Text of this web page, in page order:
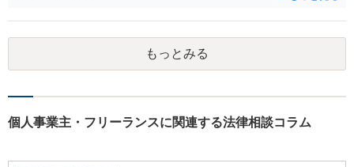
もっとみる
個人事業主・フリーランスに関連する法律相談コラム